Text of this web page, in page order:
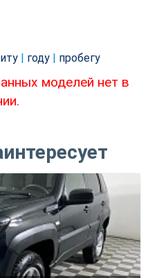
году пробегу
моделей нет в